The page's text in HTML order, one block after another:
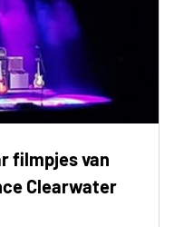
filmpjes van
Clearwater